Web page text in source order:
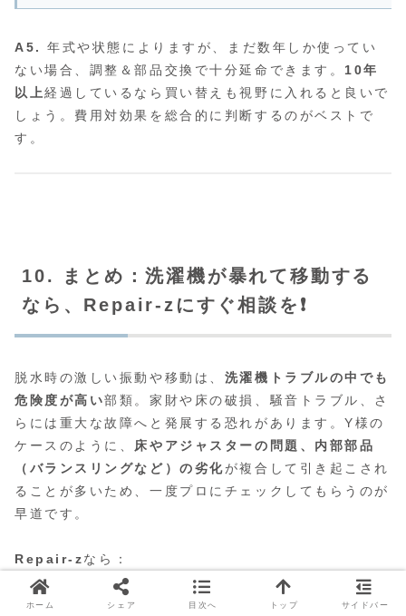
A5.
年式や状態によりますが、まだ数年しか使ってい
ない場合、調整＆部品交換で十分延命できます。 10年
以上経過しているなら買い替えも視野に入れると良いで
しょう。費用対効果を総合的に判断するのがベストで
す。
10. まとめ：洗濯機が暴れて移動する
なら、Repair-zにすぐ相談を❗️
脱水時の激しい振動や移動は、 洗濯機トラブルの中でも
危険度が高い部類。家財や床の破損、騒音トラブル、さ
らには重大な故障へと発展する恐れがあります。Y様の
ケースのように、 床やアジャスターの問題、内部部品
（バランスリングなど）の劣化が複合して引き起こされ
ることが多いため、一度プロにチェックしてもらうのが
早道です。
Repair-zなら：
24時間365日対応 で緊急の洗濯機振動トラブルにも
ホーム シェア 目次へ トップ サイドバー